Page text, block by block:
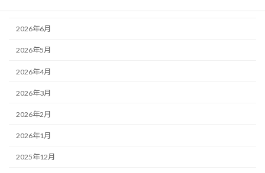
2026年6月
2026年5月
2026年4月
2026年3月
2026年2月
2026年1月
2025年12月